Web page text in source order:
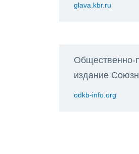
glava.kbr.ru
Общественно-
издание
odkb-info.org